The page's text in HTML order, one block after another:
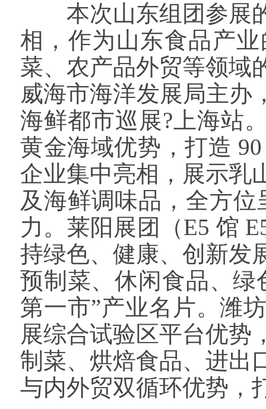
本次山东组团参展的
相，作为山东食品产
菜、农产品外贸等领域
威海市海洋发展局主办
海鲜都市巡展?上海站
黄金海域优势，打造
企业集中亮相，展示乳
及海鲜调味品，全方
力。莱阳展团（E5 馆
持绿色、健康、创新发
预制菜、休闲食品、绿
第一市”产业名片。潍
展综合试验区平台优势
制菜、烘焙食品、进出
与内外贸双循环优势，